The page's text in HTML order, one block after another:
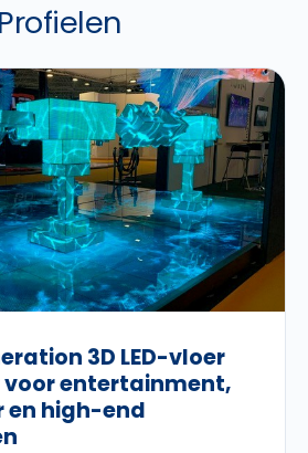
3D LED-vloer
voor entertainment,
high-end